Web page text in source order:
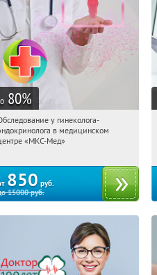
80%
13:20:35 Купили:
Сокол
у гинеколога-
в медицинском
«МКС-Мед»
850 руб.
15000руб.